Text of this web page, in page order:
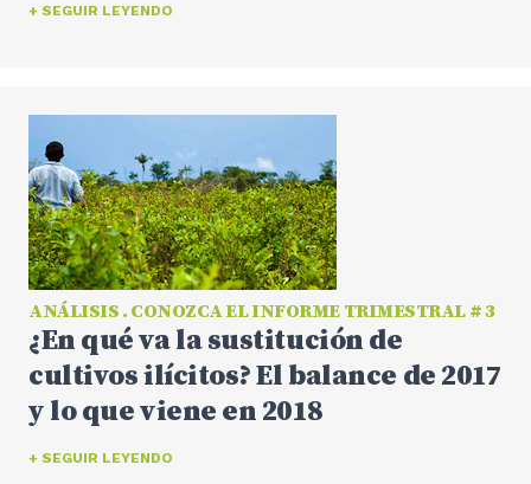
+ SEGUIR LEYENDO
ANÁLISIS . CONOZCA EL INFORME TRIMESTRAL # 3
¿En qué va la sustitución de
cultivos ilícitos? El balance de 2017
y lo que viene en 2018
+ SEGUIR LEYENDO